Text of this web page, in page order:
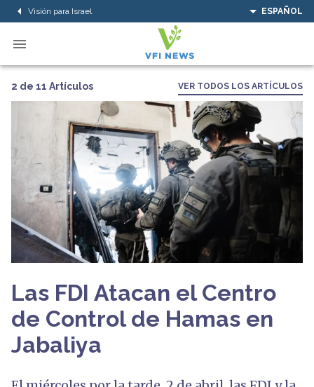
Visión para Israel ESPAÑOL
2 de 11 Artículos VER TODOS LOS ARTÍCULOS
Las FDI Atacan el Centro
de Control de Hamas en
Jabaliya